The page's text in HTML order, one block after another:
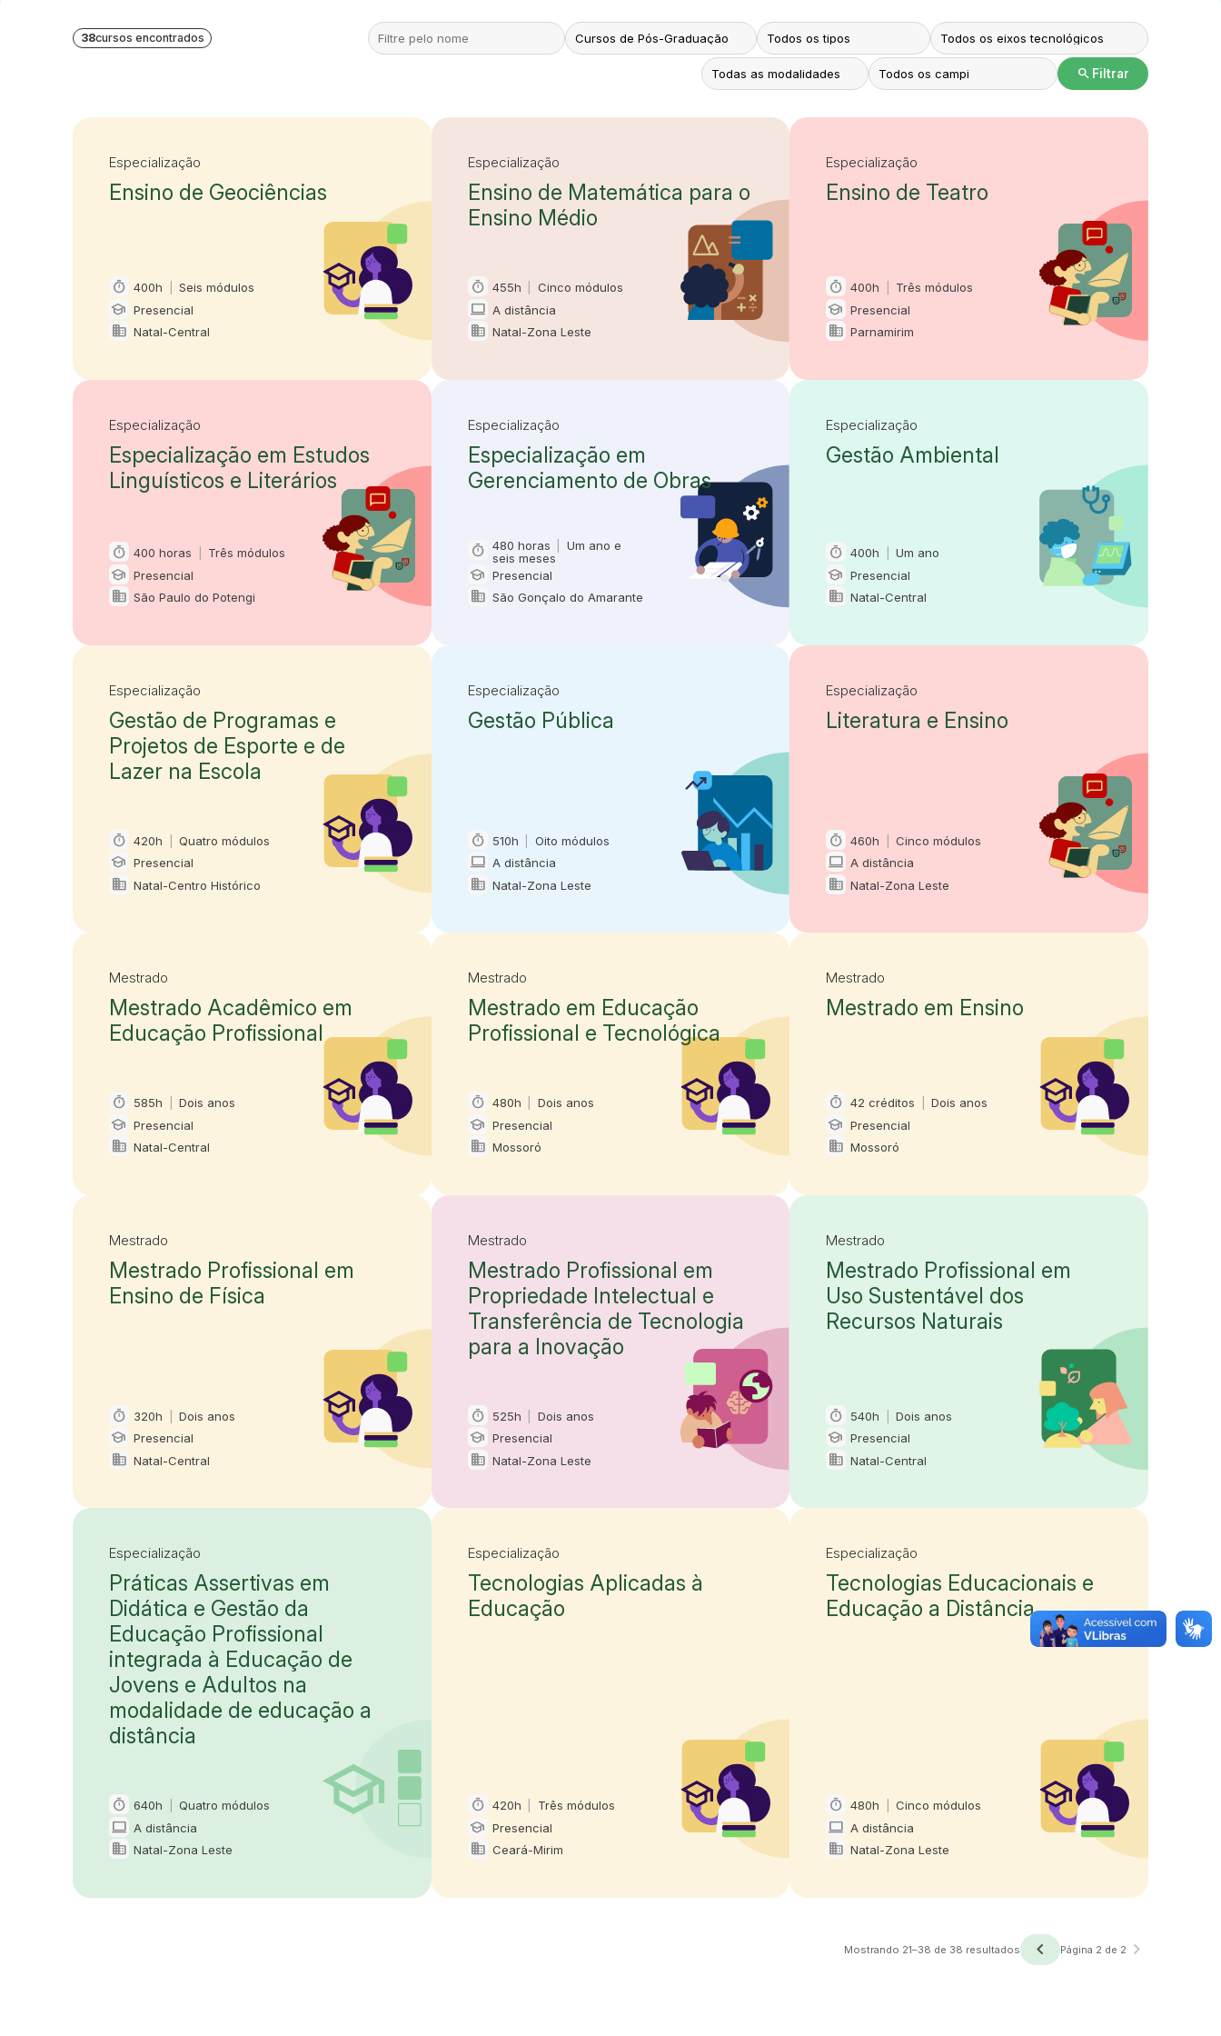
38cursos encontrados
search Filtrar
Especialização
Ensino de Geociências
timer
Carga horária e duração
400h Seis módulos
school
Modalidade
Presencial
domain
Oferta em
Natal-Central
Especialização
Ensino de Matemática para o
Ensino Médio
timer
Carga horária e duração
455h Cinco módulos
computer
Modalidade
A distância
domain
Oferta em
Natal-Zona Leste
Especialização
Ensino de Teatro
timer
Carga horária e duração
400h Três módulos
school
Modalidade
Presencial
domain
Oferta em
Parnamirim
Especialização
Especialização em Estudos
Linguísticos e Literários
timer
Carga horária e duração
400 horas Três módulos
school
Modalidade
Presencial
domain
Oferta em
São Paulo do Potengi
Especialização
Especialização em
Gerenciamento de Obras
timer
Carga horária e duração
480 horas
Um ano e
seis meses
school
Modalidade
Presencial
domain
Oferta em
São Gonçalo do Amarante
Especialização
Gestão Ambiental
timer
Carga horária e duração
400h Um ano
school
Modalidade
Presencial
domain
Oferta em
Natal-Central
Especialização
Gestão de Programas e
Projetos de Esporte e de
Lazer na Escola
timer
Carga horária e duração
420h Quatro módulos
school
Modalidade
Presencial
domain
Oferta em
Natal-Centro Histórico
Especialização
Gestão Pública
timer
Carga horária e duração
510h Oito módulos
computer
Modalidade
A distância
domain
Oferta em
Natal-Zona Leste
Especialização
Literatura e Ensino
timer
Carga horária e duração
460h Cinco módulos
computer
Modalidade
A distância
domain
Oferta em
Natal-Zona Leste
Mestrado
Mestrado Acadêmico em
Educação Profissional
timer
Carga horária e duração
585h Dois anos
school
Modalidade
Presencial
domain
Oferta em
Natal-Central
Mestrado
Mestrado em Educação
Profissional e Tecnológica
timer
Carga horária e duração
480h Dois anos
school
Modalidade
Presencial
domain
Oferta em
Mossoró
Mestrado
Mestrado em Ensino
timer
Carga horária e duração
42 créditos Dois anos
school
Modalidade
Presencial
domain
Oferta em
Mossoró
Mestrado
Mestrado Profissional em
Ensino de Física
timer
Carga horária e duração
320h Dois anos
school
Modalidade
Presencial
domain
Oferta em
Natal-Central
Mestrado
Mestrado Profissional em
Propriedade Intelectual e
Transferência de Tecnologia
para a Inovação
timer
Carga horária e duração
525h Dois anos
school
Modalidade
Presencial
domain
Oferta em
Natal-Zona Leste
Mestrado
Mestrado Profissional em
Uso Sustentável dos
Recursos Naturais
timer
Carga horária e duração
540h Dois anos
school
Modalidade
Presencial
domain
Oferta em
Natal-Central
Especialização
Práticas Assertivas em
Didática e Gestão da
Educação Profissional
integrada à Educação de
Jovens e Adultos na
modalidade de educação a
distância
timer
Carga horária e duração
640h Quatro módulos
computer
Modalidade
A distância
domain
Oferta em
Natal-Zona Leste
Especialização
Tecnologias Aplicadas à
Educação
timer
Carga horária e duração
420h Três módulos
school
Modalidade
Presencial
domain
Oferta em
Ceará-Mirim
Especialização
Tecnologias Educacionais e
Educação a Distância
timer
Carga horária e duração
480h Cinco módulos
computer
Modalidade
A distância
domain
Oferta em
Natal-Zona Leste
Mostrando 21–38 de 38 resultados navigate_before
AnteriorPágina 2 de 2 navigate_next
Próxima